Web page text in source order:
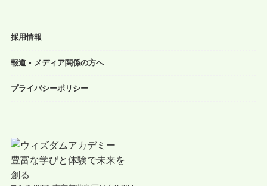
採用情報
報道 • メディア関係の方へ
プライバシーポリシー